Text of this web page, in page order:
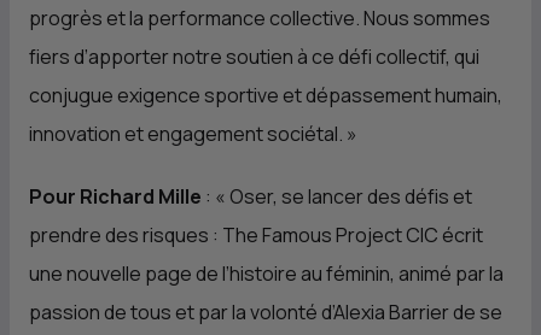
progrès et la performance collective. Nous sommes
fiers d’apporter notre soutien à ce défi collectif, qui
conjugue exigence sportive et dépassement humain,
innovation et engagement sociétal. »
Pour Richard Mille : « Oser, se lancer des défis et
prendre des risques : The Famous ProjectCIC écrit
une nouvelle page de l’histoire au féminin, animé par la
passion de tous et par la volonté d’Alexia Barrier de se